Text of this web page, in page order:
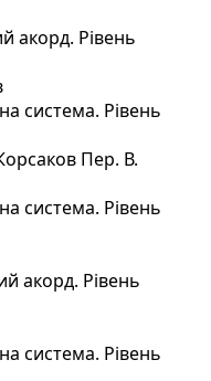
акорд. Рівень
система. Рівень
Пер. В.
система. Рівень
акорд. Рівень
система. Рівень